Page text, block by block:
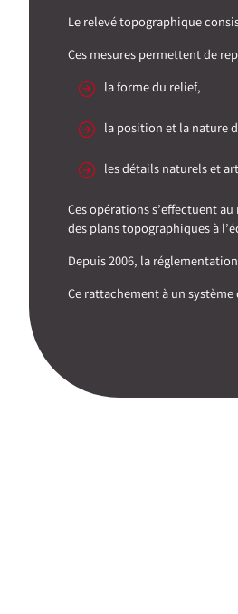
Le relevé topographique
Ces mesures permettent de
la forme du relief,
la position et la nature
les détails naturels et
Ces opérations s’effectuent
des plans topographiques à
Depuis 2006, la
Ce rattachement à un